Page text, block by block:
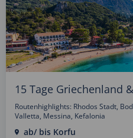
15 Tage Griechenland
Routenhighlights: Rhodos Stadt,
Valletta, Messina, Kefalonia
ab/ bis Korfu